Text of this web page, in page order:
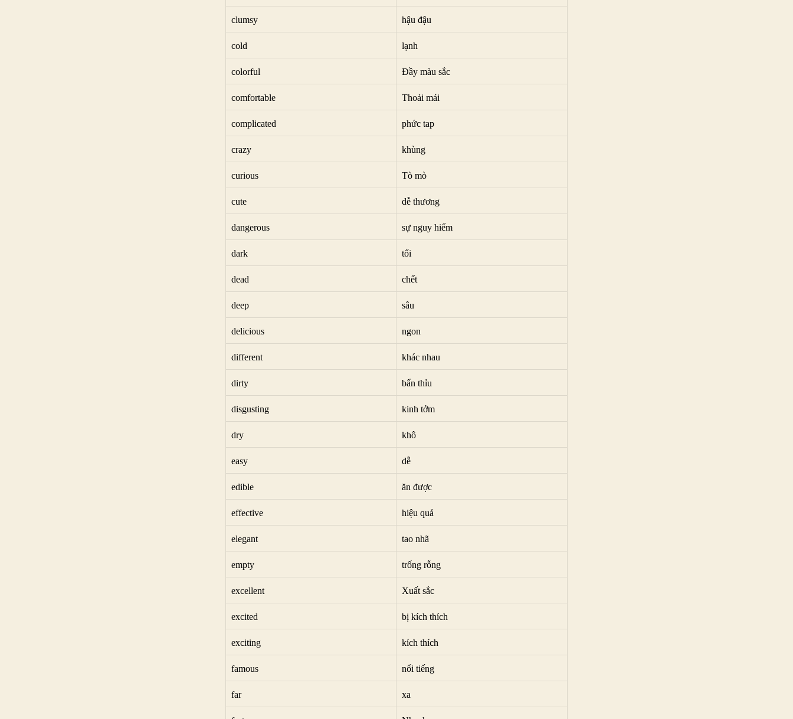
clumsy hậu đậu
cold lạnh
colorful Đầy màu sắc
comfortable Thoải mái
complicated phức tap
crazy khùng
curious Tò mò
cute dễ thương
dangerous sự nguy hiểm
dark tối
dead chết
deep sâu
delicious ngon
different khác nhau
dirty bẩn thỉu
disgusting kinh tởm
dry khô
easy dễ
edible ăn được
effective hiệu quả
elegant tao nhã
empty trống rỗng
excellent Xuất sắc
excited bị kích thích
exciting kích thích
famous nổi tiếng
far xa